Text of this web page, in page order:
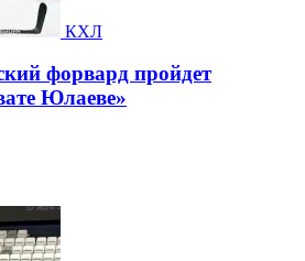
КХЛ
форвард пройдет
Юлаеве»